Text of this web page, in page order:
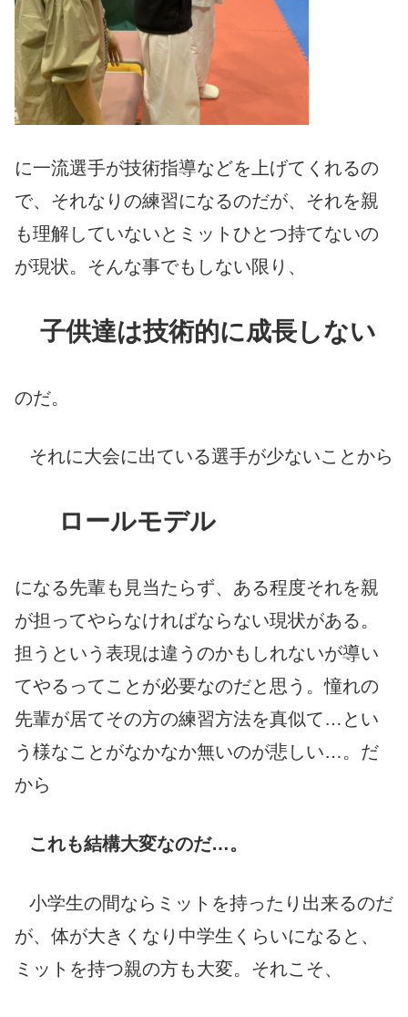
に一流選手が技術指導などを上げてくれるの
で、それなりの練習になるのだが、それを親
も理解していないとミットひとつ持てないの
が現状。そんな事でもしない限り、
子供達は技術的に成長しない
のだ。
それに大会に出ている選手が少ないことから
ロールモデル
になる先輩も見当たらず、ある程度それを親
が担ってやらなければならない現状がある。
担うという表現は違うのかもしれないが導い
てやるってことが必要なのだと思う。憧れの
先輩が居てその方の練習方法を真似て…とい
う様なことがなかなか無いのが悲しい…。 だ
から
これも結構大変なのだ…。
小学生の間ならミットを持ったり出来るのだ
が、体が大きくなり中学生くらいになると、
ミットを持つ親の方も大変。それこそ、